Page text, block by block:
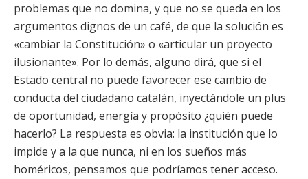
problemas que no domina, y que no se queda en los
argumentos dignos de un café, de que la solución es
«cambiar la Constitución» o «articular un proyecto
ilusionante». Por lo demás, alguno dirá, que si el
Estado central no puede favorecer ese cambio de
conducta del ciudadano catalán, inyectándole un plus
de oportunidad, energía y propósito ¿quién puede
hacerlo? La respuesta es obvia: la institución que lo
impide y a la que nunca, ni en los sueños más
homéricos, pensamos que podríamos tener acceso.